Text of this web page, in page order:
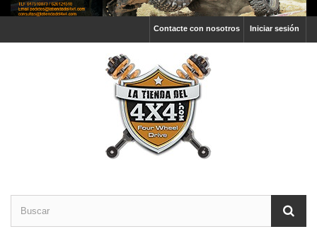
Iniciar sesión
Contacte con nosotros